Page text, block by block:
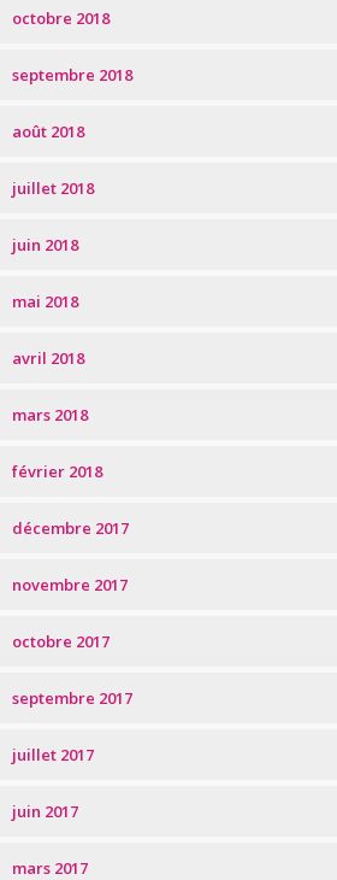
octobre 2018
septembre 2018
août 2018
juillet 2018
juin 2018
mai 2018
avril 2018
mars 2018
février 2018
décembre 2017
novembre 2017
octobre 2017
septembre 2017
juillet 2017
juin 2017
mars 2017